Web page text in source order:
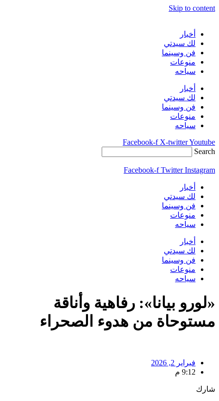
Skip to content
أخبار
لك سيدتي
فن وسينما
منوعات
سياحه
أخبار
لك سيدتي
فن وسينما
منوعات
سياحه
Facebook-f X-twitterYoutube
Search
Facebook-f Twitter Instagram
أخبار
لك سيدتي
فن وسينما
منوعات
سياحه
أخبار
لك سيدتي
فن وسينما
منوعات
سياحه
«لورو بيانا»: رفاهية وأناقة
مستوحاة من هدوء الصحراء
فبراير 2, 2026
9:12 م
شارك